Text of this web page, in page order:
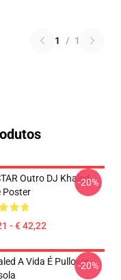
1 / 1
Outro DJ Khaled
Poster
- € 42,22
-20%
A Vida É Pullover-20%